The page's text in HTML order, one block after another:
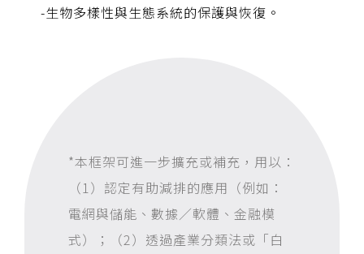
-生物多樣性與生態系統的保護與恢復。
*本框架可進一步擴充或補充，用以：
（1）認定有助減排的應用（例如：
電網與儲能、數據／軟體、金融模
式）；（2）透過產業分類法或「白